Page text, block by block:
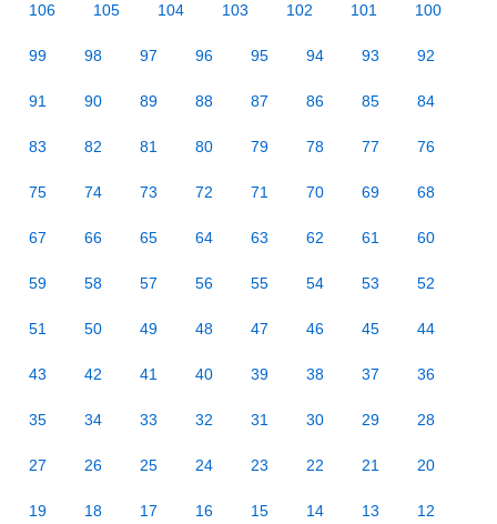
106 105 104 103 102 101 100
99 98 97 96 95 94 93 92
91 90 89 88 87 86 85 84
83 82 81 80 79 78 77 76
75 74 73 72 71 70 69 68
67 66 65 64 63 62 61 60
59 58 57 56 55 54 53 52
51 50 49 48 47 46 45 44
43 42 41 40 39 38 37 36
35 34 33 32 31 30 29 28
27 26 25 24 23 22 21 20
19 18 17 16 15 14 13 12